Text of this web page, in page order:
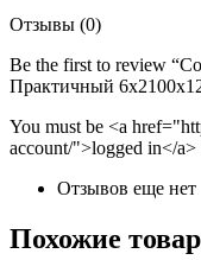
Отзывы (0)
Be the first to review
Практичный
You must be <a
account/">logged in</a>
Отзывов еще нет
Похожие